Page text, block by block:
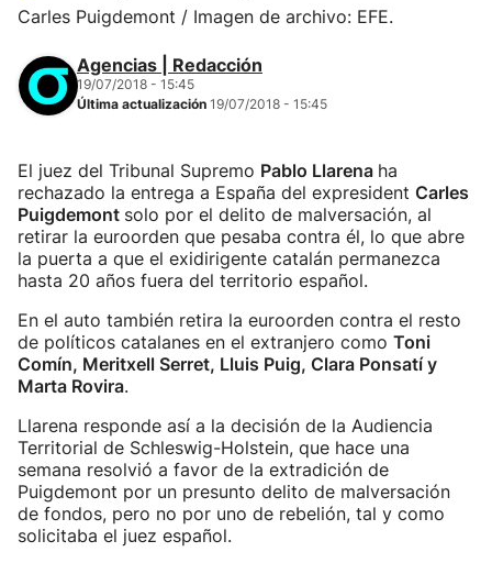
Carles Puigdemont / Imagen de archivo: EFE.
Agencias | Redacción
19/07/2018 - 15:45
Última actualización 19/07/2018 - 15:45
El juez del Tribunal Supremo Pablo Llarena ha
rechazado la entrega a España del expresident Carles
Puigdemont solo por el delito de malversación, al
retirar la euroorden que pesaba contra él, lo que abre
la puerta a que el exidirigente catalán permanezca
hasta 20 años fuera del territorio español.
En el auto también retira la euroorden contra el resto
de políticos catalanes en el extranjero como Toni
Comín, Meritxell Serret, Lluis Puig, Clara Ponsatí y
Marta Rovira.
Llarena responde así a la decisión de la Audiencia
Territorial de Schleswig-Holstein, que hace una
semana resolvió a favor de la extradición de
Puigdemont por un presunto delito de malversación
de fondos, pero no por uno de rebelión, tal y como
solicitaba el juez español.